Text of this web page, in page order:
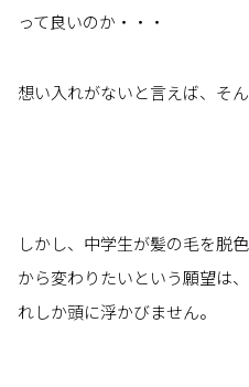
って良いのか・・・
想い入れがないと言えば、そ
しかし、中学生が髪の毛を脱
から変わりたいという願望は
れしか頭に浮かびません。